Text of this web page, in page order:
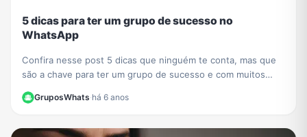
5 dicas para ter um grupo de sucesso no
WhatsApp
Confira nesse post 5 dicas que ninguém te conta, mas que
são a chave para ter um grupo de sucesso e com muitos
GruposWhats·há 6 anos